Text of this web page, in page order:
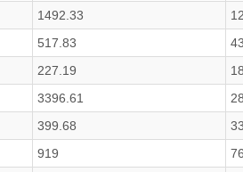
1492.33
517.83
227.19
3396.61
399.68
919